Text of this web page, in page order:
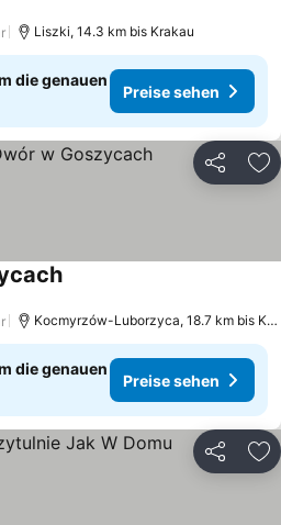
Liszki, 14.3 km bis Krakau
die genauen
Preise sehen
Teilen
Kocmyrzów-Luborzyca, 18.7 km bis Krakau
die genauen
Preise sehen
Teilen